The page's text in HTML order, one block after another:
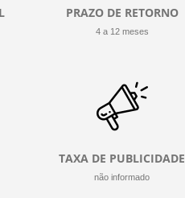
PRAZO DE RETORNO
4 a 12 meses
TAXA DE PUBLICIDADE
não informado